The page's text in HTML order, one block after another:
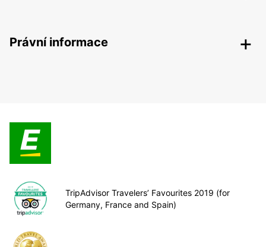
Právní informace
TripAdvisor Travelers’ Favourites 2019 (for
Germany, France and Spain)